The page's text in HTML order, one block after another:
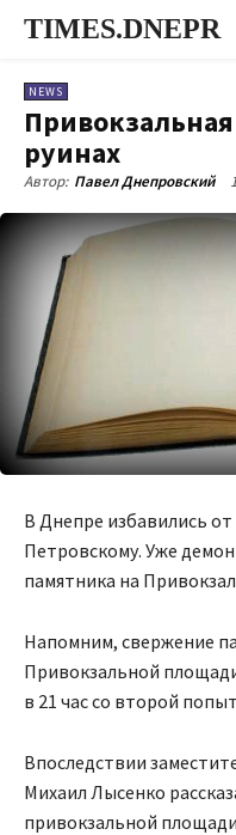
TIMES.DNEPR
NEWS
руинах
Автор: Павел Днепровский
В Днепре избавились
Петровскому. Уже
памятника на
Напомним, свержение
Привокзальной
в 21 час со второй
Впоследствии
Михаил Лысенко
привокзальной